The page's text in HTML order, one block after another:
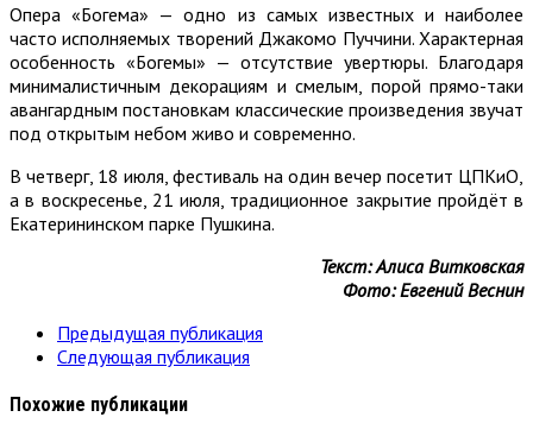
Опера «Богема» — одно из самых известных и наиболее
часто исполняемых творений Джакомо Пуччини. Характерная
особенность «Богемы» — отсутствие увертюры. Благодаря
минималистичным декорациям и смелым, порой прямо-таки
авангардным постановкам классические произведения звучат
под открытым небом живо и современно.
В четверг, 18 июля, фестиваль на один вечер посетит ЦПКиО,
а в воскресенье, 21 июля, традиционное закрытие пройдёт в
Екатерининском парке Пушкина.
Текст: Алиса Витковская
Фото: Евгений Веснин
Предыдущая публикация
Следующая публикация
Похожие публикации